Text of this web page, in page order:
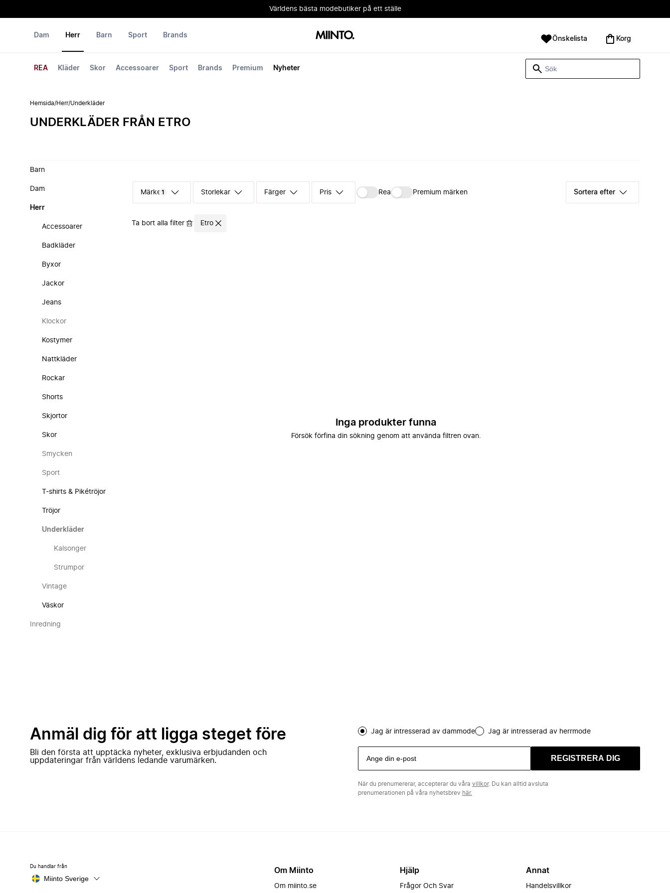
Världens bästa modebutiker på ett ställe
Dam Herr
REA Kläder Skor Accessoarer Sport Brands Premium Nyheter
Barn Sport Brands Önskelista Korg
Hemsida/Herr/Underkläder
UNDERKLÄDER FRÅN ETRO
Barn
Dam
Herr
Accessoarer
Badkläder
Byxor
Jackor
Jeans
Klockor
Kostymer
Nattkläder
Rockar
Shorts
Skjortor
Skor
Smycken
Sport
T-shirts & Pikétröjor
Tröjor
Underkläder
Kalsonger
Strumpor
Vintage
Väskor
Inredning
Märke 1 Storlekar Färger Pris Rea Premium märken Sortera efter
Ta bort alla filter Etro
Inga produkter funna
Försök förfina din sökning genom att använda filtren ovan.
Anmäl dig för att ligga steget före
Bli den första att upptäcka nyheter, exklusiva erbjudanden och
uppdateringar från världens ledande varumärken.
Jag är intresserad av dammode Jag är intresserad av herrmode
REGISTRERA DIG
När du prenumererar, accepterar du våra villkor. Du kan alltid avsluta
prenumerationen på våra nyhetsbrev här.
Du handlar från
Miinto Sverige
Om Miinto
Om miinto.se
Hjälp
Frågor Och Svar
Annat
Handelsvillkor